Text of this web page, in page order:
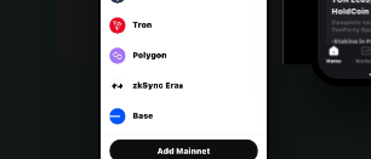
Português (Brasil)